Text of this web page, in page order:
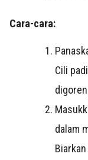
Cara-cara:
Cili
dalam